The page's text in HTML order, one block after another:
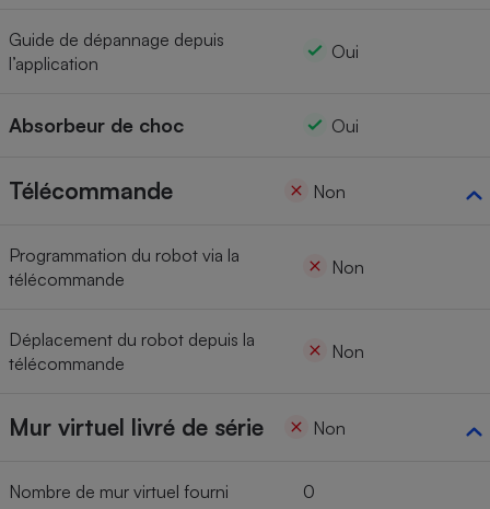
Guide de dépannage depuis
l’application
Oui
Absorbeur de choc Oui
Télécommande Non
Programmation du robot via la
télécommande
Non
Déplacement du robot depuis la
télécommande
Non
Mur virtuel livré de série Non
Nombre de mur virtuel fourni 0